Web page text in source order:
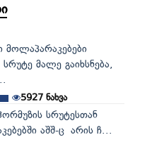
მოლაპარაკებები
მალე გაიხსნება,
5927 ნახვა
სრუტესთან
აშშ-ც არის ჩ...